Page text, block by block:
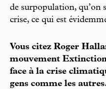
de surpopulation, qu’on
crise, ce qui est
Vous citez Roger
mouvement
face à la crise
gens comme les